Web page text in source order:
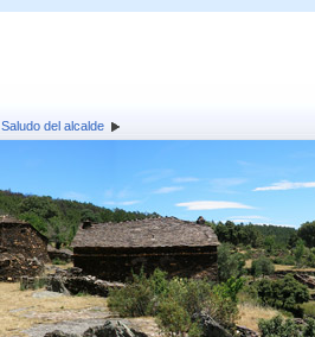
Saludo del alcalde